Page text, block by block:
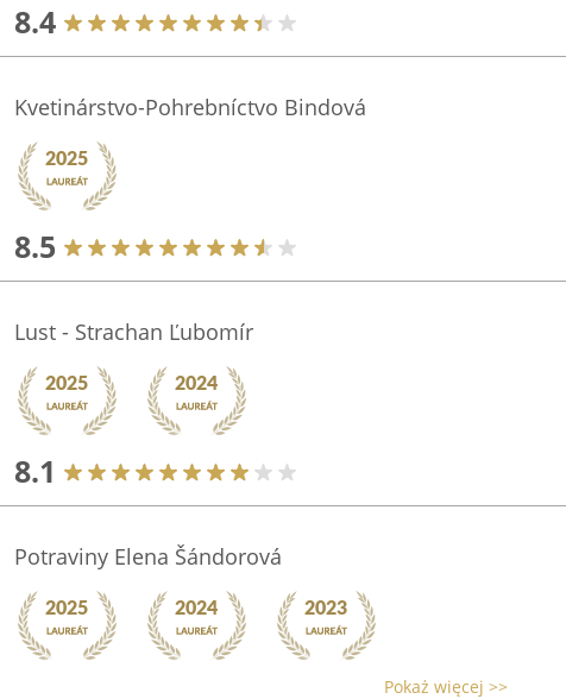
8.4
Kvetinárstvo-Pohrebníctvo Bindová
8.5
Lust - Strachan Ľubomír
8.1
Potraviny Elena Šándorová
Pokaż więcej >>